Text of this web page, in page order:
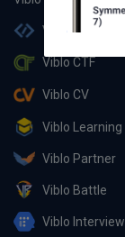
Viblo Code
Viblo CTF
Viblo CV
Viblo Learning
Viblo Partner
Viblo Battle
Viblo Interview